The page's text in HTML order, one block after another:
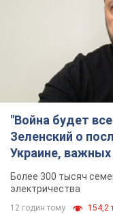
"Война будет
Зеленский о
Украине,
противника.
Более 300 тысяч
электричества
12 годин тому 154,2